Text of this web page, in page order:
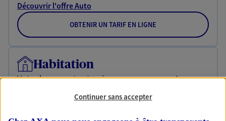
Découvrir l'offre Auto
OBTENIR UN TARIF EN LIGNE
Habitation
Votre logement est unique, comme vous. Le
protégeant ce qui vous tient à coeur.
Continuer sans accepter